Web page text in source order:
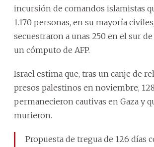
incursión de comandos islamistas
1.170 personas, en su mayoría
secuestraron a unas 250 en el sur
un cómputo de AFP.
Israel estima que, tras un canje de
presos palestinos en noviembre,
permanecieron cautivas en Gaza y
murieron.
Propuesta de tregua de 126 días